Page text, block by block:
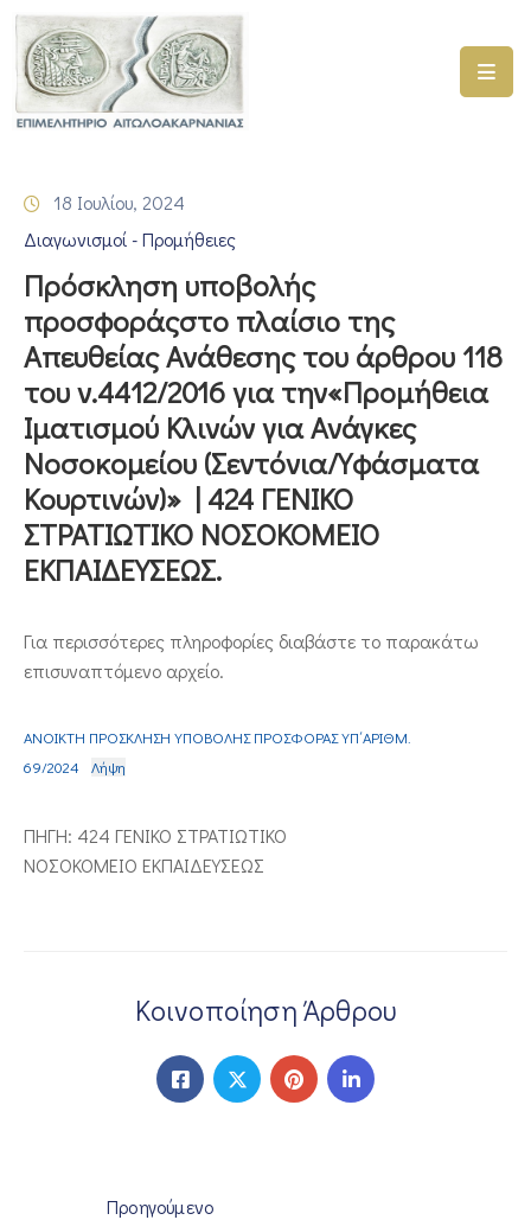
ΑΡΧΙΚΗ
ΓΕΜΗ
–
ΠΡΟΓΡΑΜΜΑΤΑ
ΕΠΙΜΕΛΗΤΗΡΙΟΥ
ΣΥΜΜΕΤΟΧΗ
ΣΕ
ΕΤΑΙΡΕΙΕΣ
ΕΠΙΚΑΙΡΟΤΗΤΑ
ΕΠΙΚΟΙΝΩΝΙΑ
18 Ιουλίου, 2024
Διαγωνισμοί - Προμήθειες
Πρόσκληση υποβολής
προσφοράςστο πλαίσιο της
Απευθείας Ανάθεσης του άρθρου 118
του ν.4412/2016 για την«Προμήθεια
Ιματισμού Κλινών για Ανάγκες
Νοσοκομείου (Σεντόνια/Υφάσματα
Κουρτινών)» | 424 ΓΕΝΙΚΟ
ΣΤΡΑΤΙΩΤΙΚΟ ΝΟΣΟΚΟΜΕΙΟ
ΕΚΠΑΙΔΕΥΣΕΩΣ.
Για περισσότερες πληροφορίες διαβάστε το παρακάτω
επισυναπτόμενο αρχείο.
ΑΝΟΙΚΤΗ ΠΡΟΣΚΛΗΣΗ ΥΠΟΒΟΛΗΣ ΠΡΟΣΦΟΡΑΣ ΥΠ΄ΑΡΙΘΜ.
69/2024
Λήψη
ΠΗΓΗ: 424 ΓΕΝΙΚΟ ΣΤΡΑΤΙΩΤΙΚΟ
ΝΟΣΟΚΟΜΕΙΟ ΕΚΠΑΙΔΕΥΣΕΩΣ
Κοινοποίηση Άρθρου
Προηγούμενο